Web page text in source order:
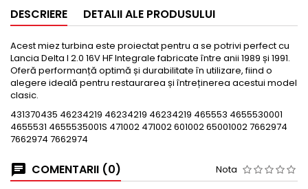
DESCRIERE DETALII ALE PRODUSULUI
Acest miez turbina este proiectat pentru a se potrivi perfect cu
Lancia Delta I 2.0 16V HF Integrale fabricate între anii 1989 și 1991.
Oferă performanță optimă și durabilitate în utilizare, fiind o
alegere ideală pentru restaurarea și întreținerea acestui model
clasic.
431370435 46234219 46234219 46234219 465553 4655530001
4655531 4655535001S 471002 471002 601002 65001002 7662974
7662974 7662974
COMENTARII (0) Nota